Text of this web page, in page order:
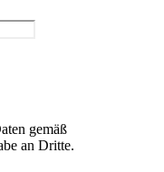
gemäß
an Dritte.